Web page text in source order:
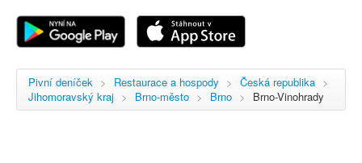
Registrace
Pivní deníček > Restaurace a hospody > Česká republika >
Jihomoravský kraj > Brno-město > Brno > Brno-Vinohrady